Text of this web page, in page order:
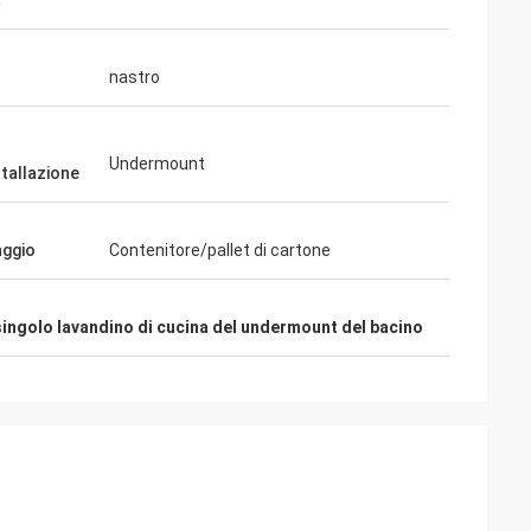
nastro
Undermount
Contenitore/pallet di cartone
lavandino di cucina del undermount del bacino